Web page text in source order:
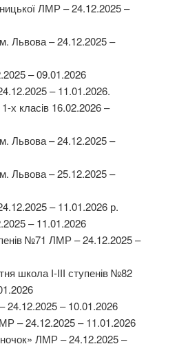
ЛМР – 24.12.2025 –
Львова – 24.12.2025 –
– 09.01.2026
– 11.01.2026.
х класів 16.02.2026 –
Львова – 24.12.2025 –
Львова – 25.12.2025 –
– 11.01.2026 р.
– 11.01.2026
№71 ЛМР – 24.12.2025 –
школа І-ІІІ ступенів №82
24.12.2025 – 10.01.2026
– 24.12.2025 – 11.01.2026
ЛМР – 24.12.2025 –